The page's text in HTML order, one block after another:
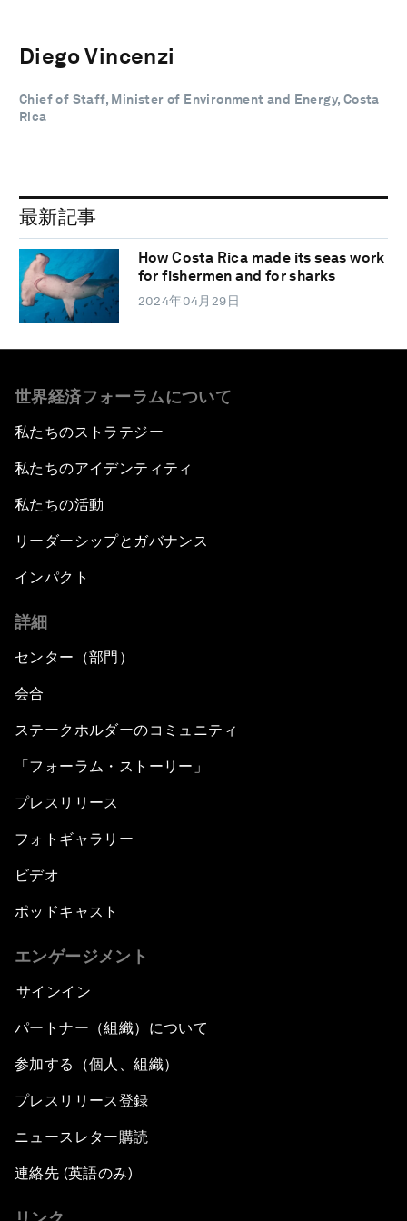
Diego Vincenzi
Chief of Staff, Minister of Environment and Energy, Costa
Rica
最新記事
How Costa Rica made its seas work
for fishermen and for sharks
2024年04月29日
世界経済フォーラムについて
私たちのストラテジー
私たちのアイデンティティ
私たちの活動
リーダーシップとガバナンス
インパクト
詳細
センター（部門）
会合
ステークホルダーのコミュニティ
「フォーラム・ストーリー」
プレスリリース
フォトギャラリー
ビデオ
ポッドキャスト
エンゲージメント
サインイン
パートナー（組織）について
参加する（個人、組織）
プレスリリース登録
ニュースレター購読
連絡先 (英語のみ)